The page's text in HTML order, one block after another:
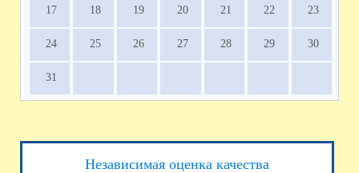
17 18 19 20 21 22 23
24 25 26 27 28 29 30
31
Независимая оценка качества